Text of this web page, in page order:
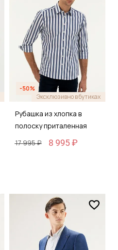
-50%
Эксклюзивно в бутиках
Рубашка из хлопка в
полоску приталенная
17 995 ₽
8 995 ₽